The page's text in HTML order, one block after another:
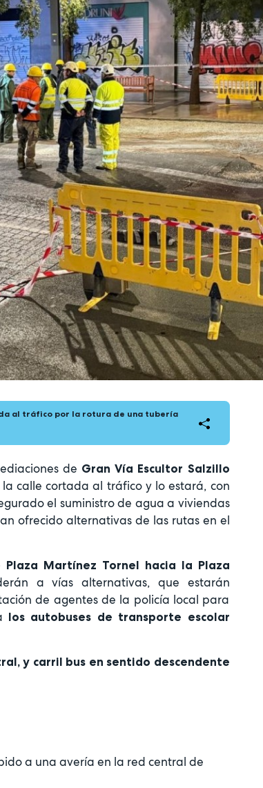
al tráfico por la rotura de una tubería
de Gran Vía Escultor Salzillo
calle cortada al tráfico y lo estará, con
el suministro de agua a viviendas
ofrecido alternativas de las rutas en el
Plaza Martínez Tornel hacia la Plaza
a vías alternativas, que estarán
de agentes de la policía local para
los autobuses de transporte escolar
y carril bus en sentido descendente
a una avería en la red central de